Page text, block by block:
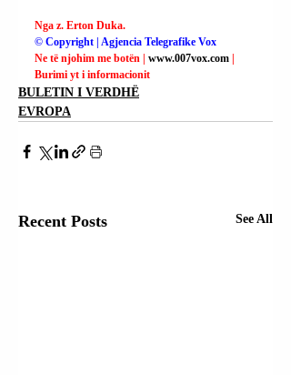
Nga z. Erton Duka.
© Copyright | Agjencia Telegrafike Vox
Ne të njohim me botën | www.007vox.com |
Burimi yt i informacionit
BULETIN I VERDHË
EVROPA
Recent Posts See All